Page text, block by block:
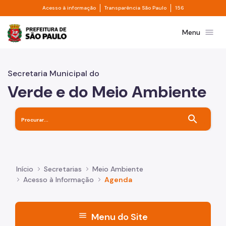
Pular para o Conteúdo principal
Acesso à informação Divisor de acesso à informação
Transparência São Paulo Divisor de
156
Prefeitura de São PauloMenu menu
Secretaria Municipal do
Verde e do Meio Ambiente
search
Início Secretarias
Meio Ambiente
Acesso à Informação
Agenda
menu Menu do Site